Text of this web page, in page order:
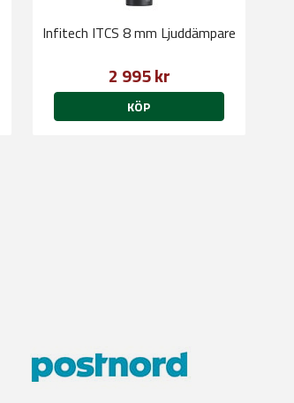
Infitech ITCS 8 mm Ljuddämpare
2 995 kr
KÖP